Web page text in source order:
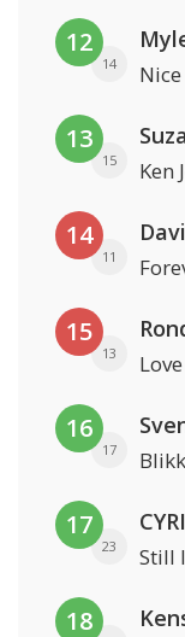
12
14
13
15 Ken
14
11
15
13
16
17
17
23 Still
18